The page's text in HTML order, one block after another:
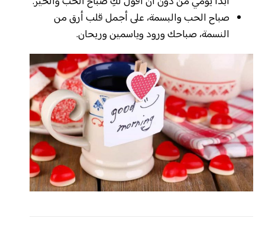
صباح الحب والبسمة، على أجمل قلب أرق من
النسمة، صباحك ورود وياسمين وريحان.